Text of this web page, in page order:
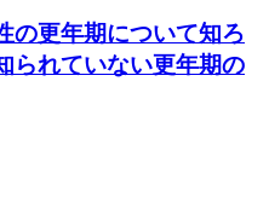
の更年期について知ろ
られていない更年期の